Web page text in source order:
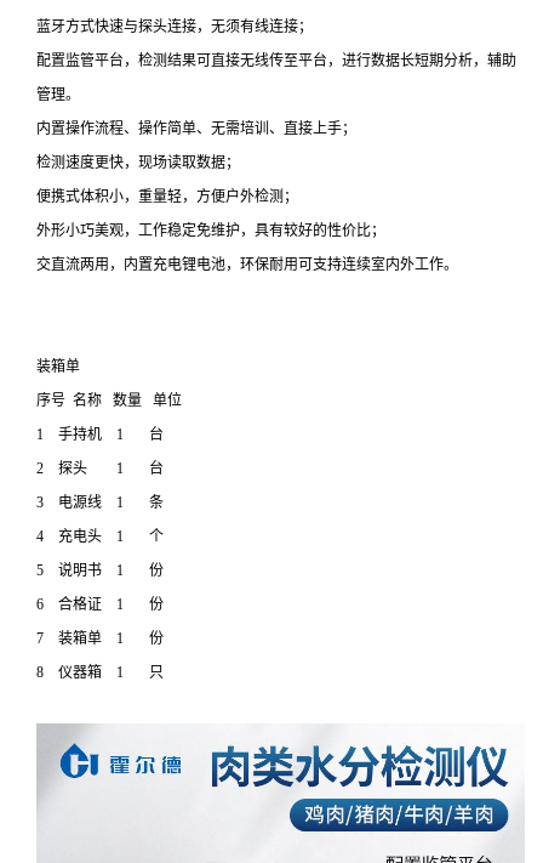
蓝牙方式快速与探头连接，无须有线连接；
配置监管平台，检测结果可直接无线传至平台，进行数据长短期分析，辅助
管理。
内置操作流程、操作简单、无需培训、直接上手；
检测速度更快，现场读取数据；
便携式体积小，重量轻，方便户外检测；
外形小巧美观，工作稳定免维护，具有较好的性价比；
交直流两用，内置充电锂电池，环保耐用可支持连续室内外工作。
装箱单
序号 名称 数量 单位
1 手持机 1 台
2 探头 1 台
3 电源线 1 条
4 充电头 1 个
5 说明书 1 份
6 合格证 1 份
7 装箱单 1 份
8 仪器箱 1 只